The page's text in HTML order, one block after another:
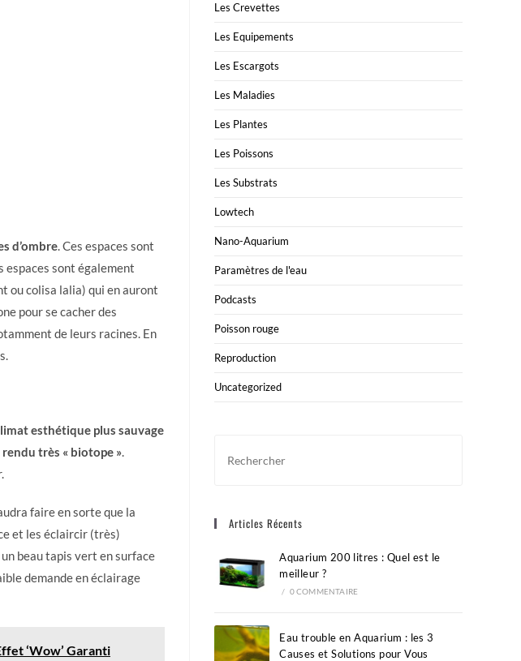
d’ombre. Ces espaces sont
espaces sont également
ou colisa lalia) qui en auront
pour se cacher des
de leurs racines. En
esthétique plus sauvage
rendu très « biotope ».
faire en sorte que la
et les éclaircir (très)
beau tapis vert en surface
demande en éclairage
‘Wow’ Garanti
Les Crevettes
Les Equipements
Les Escargots
Les Maladies
Les Plantes
Les Poissons
Les Substrats
Lowtech
Nano-Aquarium
Paramètres de l'eau
Podcasts
Poisson rouge
Reproduction
Uncategorized
Articles Récents
Aquarium 200 litres : Quel est le
meilleur ?
/ 0 COMMENTAIRE
Eau trouble en Aquarium : les 3
Causes et Solutions pour Vous